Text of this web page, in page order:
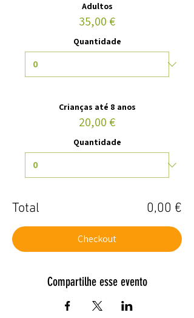
Adultos
35,00 €
Quantidade
Crianças até 8 anos
20,00 €
Quantidade
Total 0,00 €
Checkout
Compartilhe esse evento